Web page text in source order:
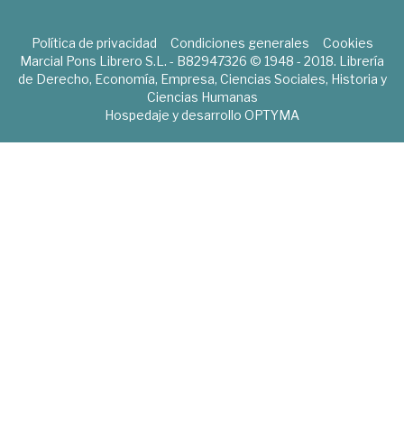
Política de privacidad Condiciones generales
Cookies
Marcial Pons Librero S.L. - B82947326 © 1948 - 2018. Librería
de Derecho, Economía, Empresa, Ciencias Sociales, Historia y
Ciencias Humanas
Hospedaje y desarrollo OPTYMA